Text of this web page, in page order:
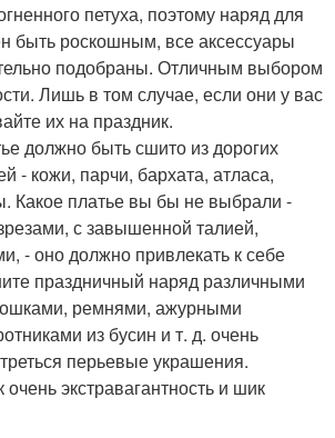
петуха, поэтому наряд для
быть роскошным, все аксессуары
подобраны. Отличным выбором
Лишь в том случае, если они у вас
их на праздник.
должно быть сшито из дорогих
- кожи, парчи, бархата, атласа,
Какое платье вы бы не выбрали -
с завышенной талией,
- оно должно привлекать к себе
праздничный наряд различными
ремнями, ажурными
из бусин и т. д. очень
перьевые украшения.
экстравагантность и шик